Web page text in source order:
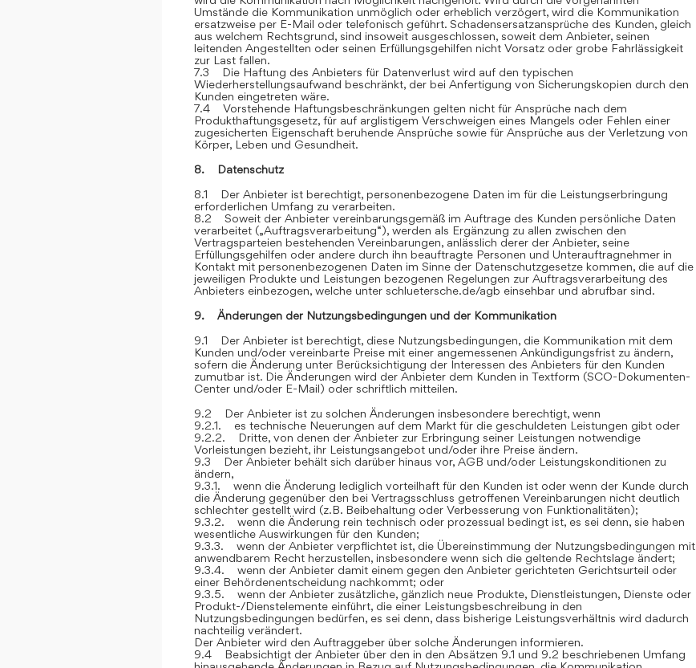
Umstände die Kommunikation unmöglich oder erheblich verzögert, wird die Kommunikation
ersatzweise per E-Mail oder telefonisch geführt. Schadensersatzansprüche des Kunden, gleich
aus welchem Rechtsgrund, sind insoweit ausgeschlossen, soweit dem Anbieter, seinen
leitenden Angestellten oder seinen Erfüllungsgehilfen nicht Vorsatz oder grobe Fahrlässigkeit
zur Last fallen.
7.3 Die Haftung des Anbieters für Datenverlust wird auf den typischen
Wiederherstellungsaufwand beschränkt, der bei Anfertigung von Sicherungskopien durch den
Kunden eingetreten wäre.
7.4 Vorstehende Haftungsbeschränkungen gelten nicht für Ansprüche nach dem
Produkthaftungsgesetz, für auf arglistigem Verschweigen eines Mangels oder Fehlen einer
zugesicherten Eigenschaft beruhende Ansprüche sowie für Ansprüche aus der Verletzung von
Körper, Leben und Gesundheit.
8. Datenschutz
8.1 Der Anbieter ist berechtigt, personenbezogene Daten im für die Leistungserbringung
erforderlichen Umfang zu verarbeiten.
8.2 Soweit der Anbieter vereinbarungsgemäß im Auftrage des Kunden persönliche Daten
verarbeitet („Auftragsverarbeitung“), werden als Ergänzung zu allen zwischen den
Vertragsparteien bestehenden Vereinbarungen, anlässlich derer der Anbieter, seine
Erfüllungsgehilfen oder andere durch ihn beauftragte Personen und Unterauftragnehmer in
Kontakt mit personenbezogenen Daten im Sinne der Datenschutzgesetze kommen, die auf die
jeweiligen Produkte und Leistungen bezogenen Regelungen zur Auftragsverarbeitung des
Anbieters einbezogen, welche unter schluetersche.de/agb einsehbar und abrufbar sind.
9. Änderungen der Nutzungsbedingungen und der Kommunikation
9.1 Der Anbieter ist berechtigt, diese Nutzungsbedingungen, die Kommunikation mit dem
Kunden und/oder vereinbarte Preise mit einer angemessenen Ankündigungsfrist zu ändern,
sofern die Änderung unter Berücksichtigung der Interessen des Anbieters für den Kunden
zumutbar ist. Die Änderungen wird der Anbieter dem Kunden in Textform (SCO-Dokumenten-
Center und/oder E-Mail) oder schriftlich mitteilen.
9.2 Der Anbieter ist zu solchen Änderungen insbesondere berechtigt, wenn
9.2.1. es technische Neuerungen auf dem Markt für die geschuldeten Leistungen gibt oder
9.2.2. Dritte, von denen der Anbieter zur Erbringung seiner Leistungen notwendige
Vorleistungen bezieht, ihr Leistungsangebot und/oder ihre Preise ändern.
9.3 Der Anbieter behält sich darüber hinaus vor, AGB und/oder Leistungskonditionen zu
ändern,
9.3.1. wenn die Änderung lediglich vorteilhaft für den Kunden ist oder wenn der Kunde durch
die Änderung gegenüber den bei Vertragsschluss getroffenen Vereinbarungen nicht deutlich
schlechter gestellt wird (z.B. Beibehaltung oder Verbesserung von Funktionalitäten);
9.3.2. wenn die Änderung rein technisch oder prozessual bedingt ist, es sei denn, sie haben
wesentliche Auswirkungen für den Kunden;
9.3.3. wenn der Anbieter verpflichtet ist, die Übereinstimmung der Nutzungsbedingungen mit
anwendbarem Recht herzustellen, insbesondere wenn sich die geltende Rechtslage ändert;
9.3.4. wenn der Anbieter damit einem gegen den Anbieter gerichteten Gerichtsurteil oder
einer Behördenentscheidung nachkommt; oder
9.3.5. wenn der Anbieter zusätzliche, gänzlich neue Produkte, Dienstleistungen, Dienste oder
Produkt-/Dienstelemente einführt, die einer Leistungsbeschreibung in den
Nutzungsbedingungen bedürfen, es sei denn, dass bisherige Leistungsverhältnis wird dadurch
nachteilig verändert.
Der Anbieter wird den Auftraggeber über solche Änderungen informieren.
9.4 Beabsichtigt der Anbieter über den in den Absätzen 9.1 und 9.2 beschriebenen Umfang